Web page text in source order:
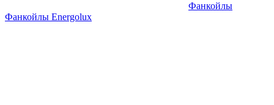
Фанкойлы
Фанкойлы Energolux